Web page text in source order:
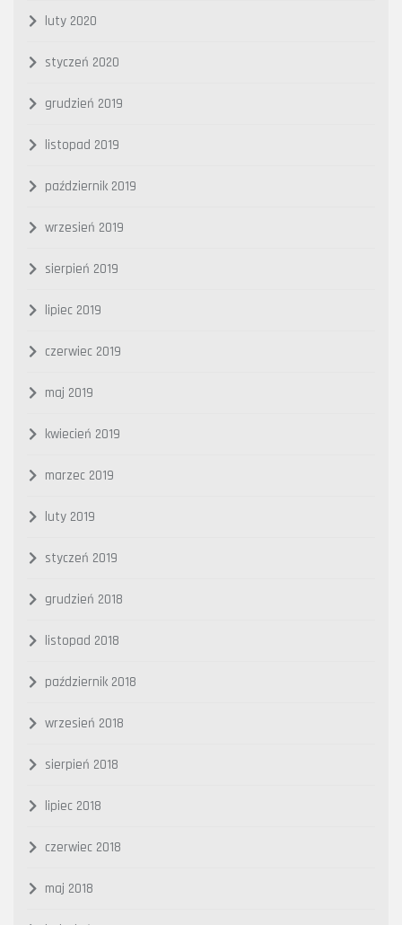
luty 2020
styczeń 2020
grudzień 2019
listopad 2019
październik 2019
wrzesień 2019
sierpień 2019
lipiec 2019
czerwiec 2019
maj 2019
kwiecień 2019
marzec 2019
luty 2019
styczeń 2019
grudzień 2018
listopad 2018
październik 2018
wrzesień 2018
sierpień 2018
lipiec 2018
czerwiec 2018
maj 2018